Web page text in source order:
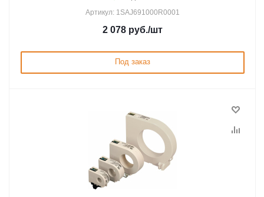
Артикул: 1SAJ691000R0001
2 078 руб./шт
Под заказ